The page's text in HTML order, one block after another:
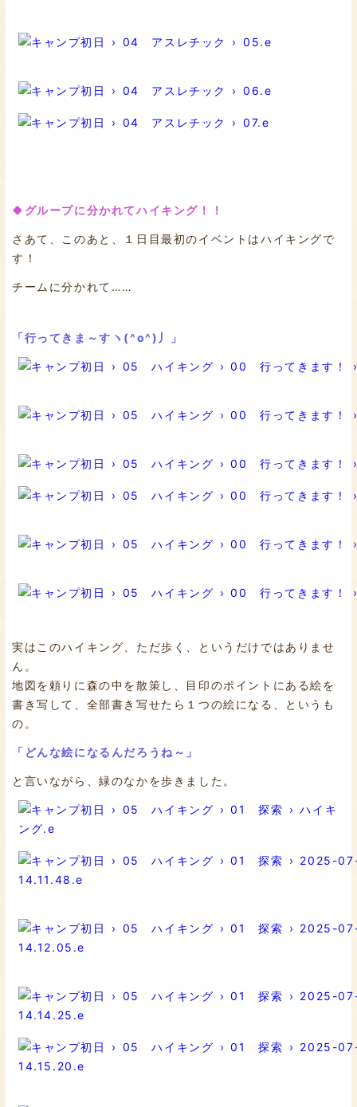
🍀グループに分かれてハイキング！！
さあて、このあと、１日目最初のイベントはハイキングで
す！
チームに分かれて……
「行ってきま～すヽ(^o^)丿」
実はこのハイキング、ただ歩く、というだけではありませ
ん。
地図を頼りに森の中を散策し、目印のポイントにある絵を
書き写して、全部書き写せたら１つの絵になる、というも
の。
「どんな絵になるんだろうね～」
と言いながら、緑のなかを歩きました。